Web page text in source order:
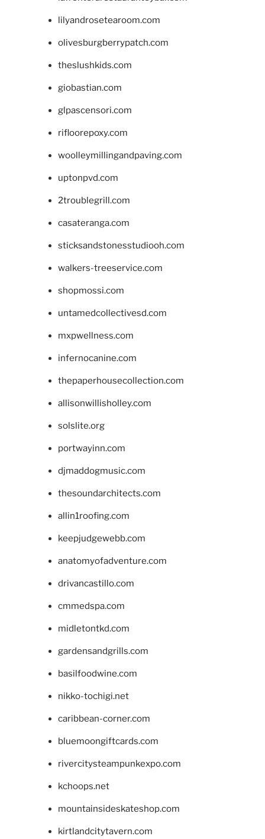
lilyandrosetearoom.com
olivesburgberrypatch.com
theslushkids.com
giobastian.com
glpascensori.com
rifloorepoxy.com
woolleymillingandpaving.com
uptonpvd.com
2troublegrill.com
casateranga.com
sticksandstonesstudiooh.com
walkers-treeservice.com
shopmossi.com
untamedcollectivesd.com
mxpwellness.com
infernocanine.com
thepaperhousecollection.com
allisonwillisholley.com
solslite.org
portwayinn.com
djmaddogmusic.com
thesoundarchitects.com
allin1roofing.com
keepjudgewebb.com
anatomyofadventure.com
drivancastillo.com
cmmedspa.com
midletontkd.com
gardensandgrills.com
basilfoodwine.com
nikko-tochigi.net
caribbean-corner.com
bluemoongiftcards.com
rivercitysteampunkexpo.com
kchoops.net
mountainsideskateshop.com
kirtlandcitytavern.com